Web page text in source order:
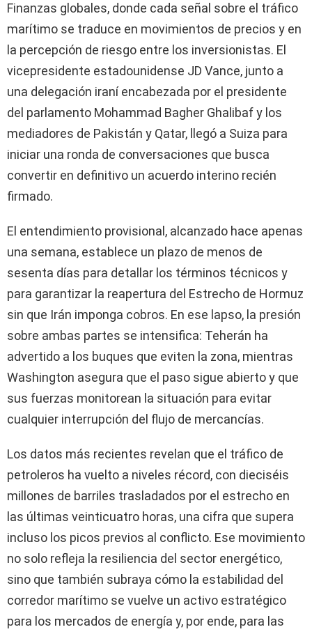
Finanzas globales, donde cada señal sobre el tráfico
marítimo se traduce en movimientos de precios y en
la percepción de riesgo entre los inversionistas. El
vicepresidente estadounidense JD Vance, junto a
una delegación iraní encabezada por el presidente
del parlamento Mohammad Bagher Ghalibaf y los
mediadores de Pakistán y Qatar, llegó a Suiza para
iniciar una ronda de conversaciones que busca
convertir en definitivo un acuerdo interino recién
firmado.
El entendimiento provisional, alcanzado hace apenas
una semana, establece un plazo de menos de
sesenta días para detallar los términos técnicos y
para garantizar la reapertura del Estrecho de Hormuz
sin que Irán imponga cobros. En ese lapso, la presión
sobre ambas partes se intensifica: Teherán ha
advertido a los buques que eviten la zona, mientras
Washington asegura que el paso sigue abierto y que
sus fuerzas monitorean la situación para evitar
cualquier interrupción del flujo de mercancías.
Los datos más recientes revelan que el tráfico de
petroleros ha vuelto a niveles récord, con dieciséis
millones de barriles trasladados por el estrecho en
las últimas veinticuatro horas, una cifra que supera
incluso los picos previos al conflicto. Ese movimiento
no solo refleja la resiliencia del sector energético,
sino que también subraya cómo la estabilidad del
corredor marítimo se vuelve un activo estratégico
para los mercados de energía y, por ende, para las